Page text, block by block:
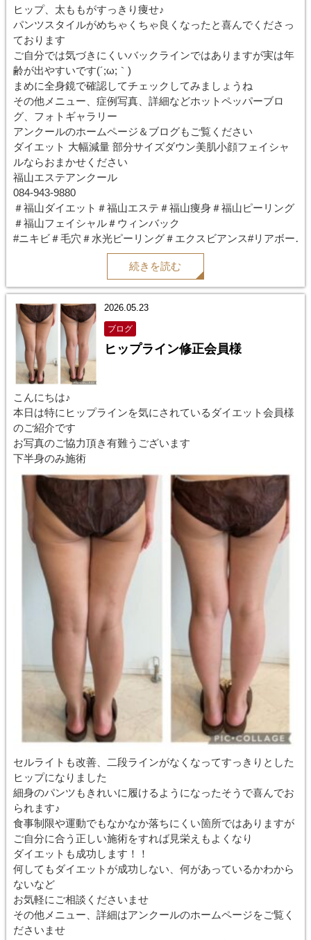
ヒップ、太ももがすっきり痩せ♪
パンツスタイルがめちゃくちゃ良くなったと喜んでくださっ
ております
ご自分では気づきにくいバックラインではありますが実は年
齢が出やすいです(´;ω;｀)
まめに全身鏡で確認してチェックしてみましょうね
その他メニュー、症例写真、詳細などホットペッパーブロ
グ、フォトギャラリー
アンクールのホームページ＆ブログもご覧ください
ダイエット 大幅減量 部分サイズダウン美肌小顔フェイシャ
ルならおまかせください
福山エステアンクール
084-943-9880
＃福山ダイエット＃福山エステ＃福山痩身＃福山ピーリング
＃福山フェイシャル＃ウィンバック
#ニキビ＃毛穴＃水光ピーリング＃エクスビアンス#リアボー
#ハーブピーリング#ブライダルエステ#レモンボトル
続きを読む
2026.05.23
ブログ
ヒップライン修正会員様
こんにちは♪
本日は特にヒップラインを気にされているダイエット会員様
のご紹介です
お写真のご協力頂き有難うございます
下半身のみ施術
セルライトも改善、二段ラインがなくなってすっきりとした
ヒップになりました
細身のパンツもきれいに履けるようになったそうで喜んでお
られます♪
食事制限や運動でもなかなか落ちにくい箇所ではありますが
ご自分に合う正しい施術をすれば見栄えもよくなり
ダイエットも成功します！！
何してもダイエットが成功しない、何があっているかわから
ないなど
お気軽にご相談くださいませ
その他メニュー、詳細はアンクールのホームページをご覧く
ださいませ